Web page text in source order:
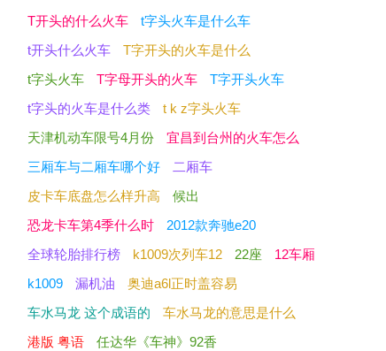
T开头的什么火车
t字头火车是什么车
t开头什么火车
T字开头的火车是什么
t字头火车
T字母开头的火车
T字开头火车
t字头的火车是什么类
t k z字头火车
天津机动车限号4月份
宜昌到台州的火车怎么
三厢车与二厢车哪个好
二厢车
皮卡车底盘怎么样升高
候出
恐龙卡车第4季什么时
2012款奔驰e20
全球轮胎排行榜
k1009次列车12 22座
12车厢
k1009
漏机油
奥迪a6l正时盖容易
车水马龙 这个成语的
车水马龙的意思是什么
港版 粤语
任达华《车神》92香